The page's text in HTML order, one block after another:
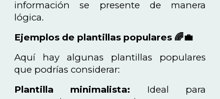
información se presente de manera
lógica.
Ejemplos de plantillas populares 🌈💼
Aquí hay algunas plantillas populares
que podrías considerar:
Plantilla minimalista: Ideal para